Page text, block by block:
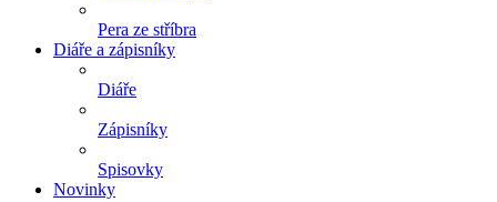
Pera ze stříbra
Diáře a zápisníky
Diáře
Zápisníky
Spisovky
Novinky